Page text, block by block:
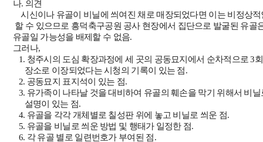
나. 의견
시신이나 유골이 비닐에 씌여진 채로 매장되었다면 이는 비정상
할 수 있으므로 흥덕축구공원 공사 현장에서 집단으로 발굴된 유골
유골일 가능성을 배제할 수 없음.
그러나,
1. 청주시의 도심 확장과정에 세 곳의 공동묘지에서 순차적으로 3
장소로 이장되었다는 시청의 기록이 있는 점.
2. 공동묘지 표지석이 있는 점.
3. 유가족이 나타날 것을 대비하여 유골의 훼손을 막기 위해서 비
설명이 있는 점.
4. 유골을 각각 개체별로 칠성판 위에 놓고 비닐로 씌운 점.
5. 유골을 비닐로 씌운 방법 및 행태가 일정한 점.
6. 각 유골 별로 일련번호가 부여된 점.